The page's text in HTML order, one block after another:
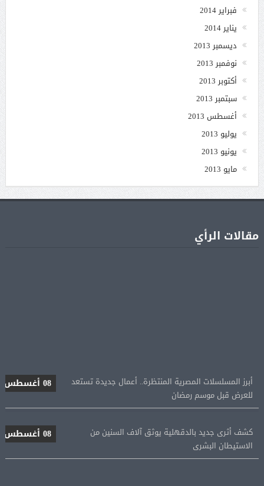
فبراير 2014
يناير 2014
ديسمبر 2013
نوفمبر 2013
أكتوبر 2013
سبتمبر 2013
أغسطس 2013
يوليو 2013
يونيو 2013
مايو 2013
مقالات الرأي
للعرض قبل موسم رمضان
الاستيطان البشرى